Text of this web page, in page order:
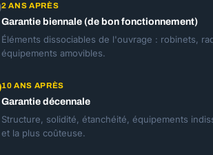
2 ANS APRÈS
Garantie biennale (de bon fonctionnement)
Éléments dissociables de l'ouvrage : robinets,
équipements amovibles.
10 ANS APRÈS
Garantie décennale
Structure, solidité, étanchéité, équipements
et la plus coûteuse.